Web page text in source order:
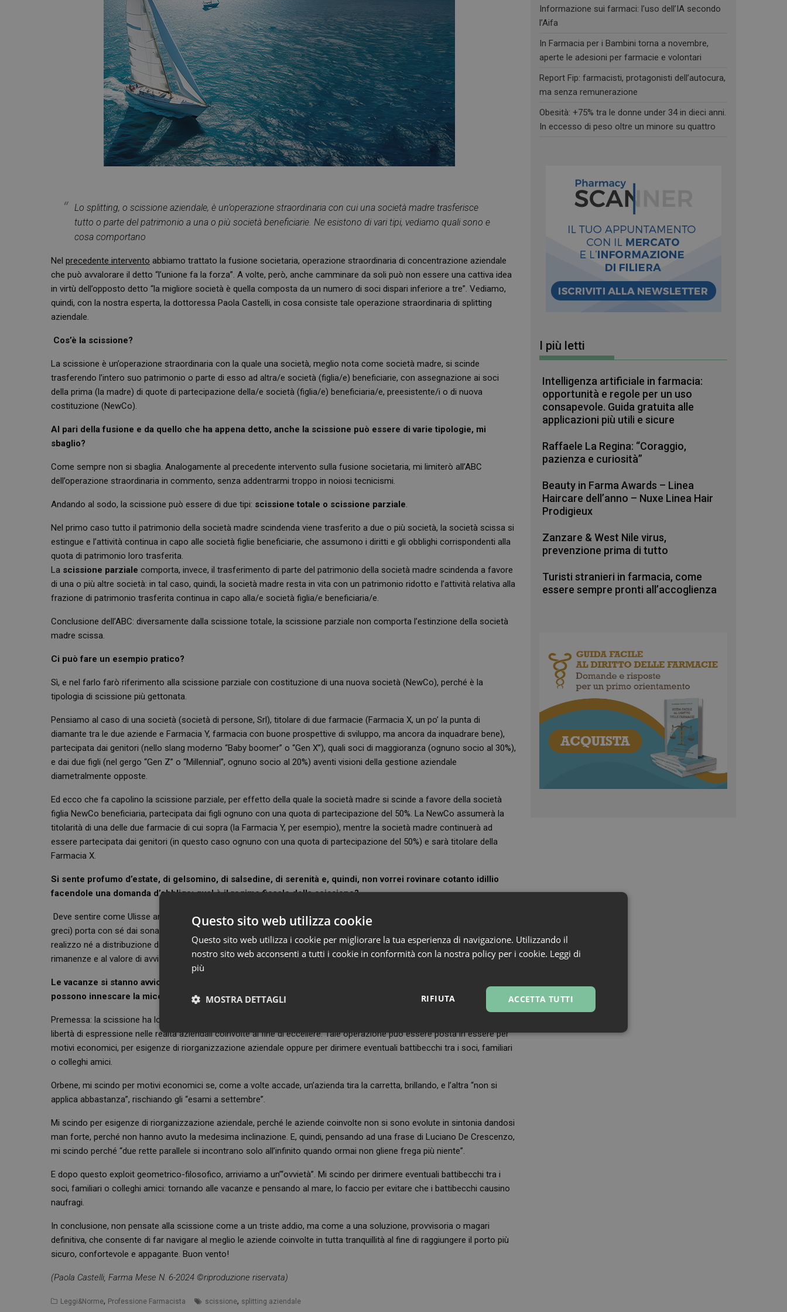
Lo splitting, o scissione aziendale, è un’operazione straordinaria con cui una società madre trasferisce
tutto o parte del patrimonio a una o più società beneficiarie. Ne esistono di vari tipi, vediamo quali sono e
cosa comportano
Nel precedente intervento abbiamo trattato la fusione societaria, operazione straordinaria di concentrazione aziendale
che può avvalorare il detto “l’unione fa la forza”. A volte, però, anche camminare da soli può non essere una cattiva idea
in virtù dell’opposto detto “la migliore società è quella composta da un numero di soci dispari inferiore a tre”. Vediamo,
quindi, con la nostra esperta, la dottoressa Paola Castelli, in cosa consiste tale operazione straordinaria di splitting
aziendale.
Cos’è la scissione?
La scissione è un’operazione straordinaria con la quale una società, meglio nota come società madre, si scinde
trasferendo l’intero suo patrimonio o parte di esso ad altra/e società (figlia/e) beneficiarie, con assegnazione ai soci
della prima (la madre) di quote di partecipazione della/e società (figlia/e) beneficiaria/e, preesistente/i o di nuova
costituzione (NewCo).
Al pari della fusione e da quello che ha appena detto, anche la scissione può essere di varie tipologie, mi
sbaglio?
Come sempre non si sbaglia. Analogamente al precedente intervento sulla fusione societaria, mi limiterò all’ABC
dell’operazione straordinaria in commento, senza addentrarmi troppo in noiosi tecnicismi.
Andando al sodo, la scissione può essere di due tipi: scissione totale o scissione parziale.
Nel primo caso tutto il patrimonio della società madre scindenda viene trasferito a due o più società, la società scissa si
estingue e l’attività continua in capo alle società figlie beneficiarie, che assumono i diritti e gli obblighi corrispondenti alla
quota di patrimonio loro trasferita.
La scissione parziale comporta, invece, il trasferimento di parte del patrimonio della società madre scindenda a favore
di una o più altre società: in tal caso, quindi, la società madre resta in vita con un patrimonio ridotto e l’attività relativa alla
frazione di patrimonio trasferita continua in capo alla/e società figlia/e beneficiaria/e.
Conclusione dell’ABC: diversamente dalla scissione totale, la scissione parziale non comporta l’estinzione della società
madre scissa.
Ci può fare un esempio pratico?
Sì, e nel farlo farò riferimento alla scissione parziale con costituzione di una nuova società (NewCo), perché è la
tipologia di scissione più gettonata.
Pensiamo al caso di una società (società di persone, Srl), titolare di due farmacie (Farmacia X, un po’ la punta di
diamante tra le due aziende e Farmacia Y, farmacia con buone prospettive di sviluppo, ma ancora da inquadrare bene),
partecipata dai genitori (nello slang moderno “Baby boomer” o “Gen X”), quali soci di maggioranza (ognuno socio al 30%),
e dai due figli (nel gergo “Gen Z” o “Millennial”, ognuno socio al 20%) aventi visioni della gestione aziendale
diametralmente opposte.
Ed ecco che fa capolino la scissione parziale, per effetto della quale la società madre si scinde a favore della società
figlia NewCo beneficiaria, partecipata dai figli ognuno con una quota di partecipazione del 50%. La NewCo assumerà la
titolarità di una delle due farmacie di cui sopra (la Farmacia Y, per esempio), mentre la società madre continuerà ad
essere partecipata dai genitori (in questo caso ognuno con una quota di partecipazione del 50%) e sarà titolare della
Farmacia X.
Si sente profumo d’estate, di gelsomino, di salsedine, di serenità e, quindi, non vorrei rovinare cotanto idillio
facendole una domanda d’obbligo: qual è il regime fiscale della scissione?
Deve sentire come Ulisse anche il canto delle sirene. Nettuno (o Poseidon, a seconda che il lettore sia pro latini o pro
greci) porta con sé dai sonanti flutti una splendida notizia: la scissione è operazione che (art. 173 Tuir) non dà luogo né a
realizzo né a distribuzione di plusvalenze e minusvalenze dei beni della società madre scissa, incluse quelle relative alle
rimanenze e al valore di avviamento. Traduco: l’operazione è fiscalmente neutra e, quindi, tax free. Splash!
Le vacanze si stanno avvicinando e, quindi, ci può spiegare in maniera leggera, galleggiando, le ragioni che
possono innescare la miccia scissione?
Premessa: la scissione ha lo scopo di evitare spiacevoli ripercussioni sui risultati aziendali e di consentire la massima
libertà di espressione nelle realtà aziendali coinvolte al fine di eccellere. Tale operazione può essere posta in essere per
motivi economici, per esigenze di riorganizzazione aziendale oppure per dirimere eventuali battibecchi tra i soci, familiari
o colleghi amici.
Orbene, mi scindo per motivi economici se, come a volte accade, un’azienda tira la carretta, brillando, e l’altra “non si
applica abbastanza”, rischiando gli “esami a settembre”.
Mi scindo per esigenze di riorganizzazione aziendale, perché le aziende coinvolte non si sono evolute in sintonia dandosi
man forte, perché non hanno avuto la medesima inclinazione. E, quindi, pensando ad una frase di Luciano De Crescenzo,
mi scindo perché “due rette parallele si incontrano solo all’infinito quando ormai non gliene frega più niente”.
E dopo questo exploit geometrico-filosofico, arriviamo a un’“ovvietà”. Mi scindo per dirimere eventuali battibecchi tra i
soci, familiari o colleghi amici: tornando alle vacanze e pensando al mare, lo faccio per evitare che i battibecchi causino
naufragi.
In conclusione, non pensate alla scissione come a un triste addio, ma come a una soluzione, provvisoria o magari
definitiva, che consente di far navigare al meglio le aziende coinvolte in tutta tranquillità al fine di raggiungere il porto più
sicuro, confortevole e appagante. Buon vento!
(Paola Castelli, Farma Mese N. 6-2024 ©riproduzione riservata)
Leggi&Norme, Professione Farmacista scissione, splitting aziendale
Informazione sui farmaci: l’uso dell’IA secondo
l’Aifa
In Farmacia per i Bambini torna a novembre,
aperte le adesioni per farmacie e volontari
Report Fip: farmacisti, protagonisti dell’autocura,
ma senza remunerazione
Obesità: +75% tra le donne under 34 in dieci anni.
In eccesso di peso oltre un minore su quattro
I più letti
Intelligenza artificiale in farmacia:
opportunità e regole per un uso
consapevole. Guida gratuita alle
applicazioni più utili e sicure
Raffaele La Regina: “Coraggio,
pazienza e curiosità”
Beauty in Farma Awards – Linea
Haircare dell’anno – Nuxe Linea Hair
Prodigieux
Zanzare & West Nile virus,
prevenzione prima di tutto
Turisti stranieri in farmacia, come
essere sempre pronti all’accoglienza
Questo sito web utilizza cookie
Questo sito web utilizza i cookie per migliorare la tua esperienza di navigazione. Utilizzando il
nostro sito web acconsenti a tutti i cookie in conformità con la nostra policy per i cookie. Leggi di
più
ACCETTA TUTTI
RIFIUTA
MOSTRA DETTAGLI
Necessari Marketing Non classificati
I cookie necessari contribuiscono a rendere fruibile il sito web abilitandone funzionalità di base quali la navigazione sulle pagine
e l'accesso alle aree protette del sito. Il sito web non è in grado di funzionare correttamente senza questi cookie.
NOME
DOMINIO
SCADENZA DESCRIZIONE
PHPSESSID
PHP.net
Sessione
Cookie generato da applicazioni basate sul linguaggio
viene utilizzato può essere specifico per il sito, ma un
buon esempio è mantenere uno stato di accesso per un
utente tra le pagine.
_ga_RV9MB13F2Q
_ga